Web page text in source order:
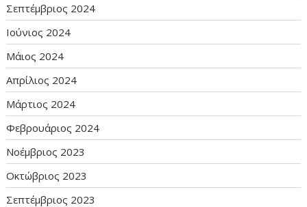
Σεπτέμβριος 2024
Ιούνιος 2024
Μάιος 2024
Απρίλιος 2024
Μάρτιος 2024
Φεβρουάριος 2024
Νοέμβριος 2023
Οκτώβριος 2023
Σεπτέμβριος 2023